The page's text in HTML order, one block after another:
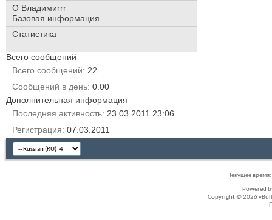
О Владимиrrr
Базовая информация
Статистика
Всего сообщений
Всего сообщений
22
Сообщений в день 0.00
Дополнительная информация
Последняя активность 23.03.2011 23:06
Регистрация 07.03.2011
Текущее время:
Powered
Copyright © 2026